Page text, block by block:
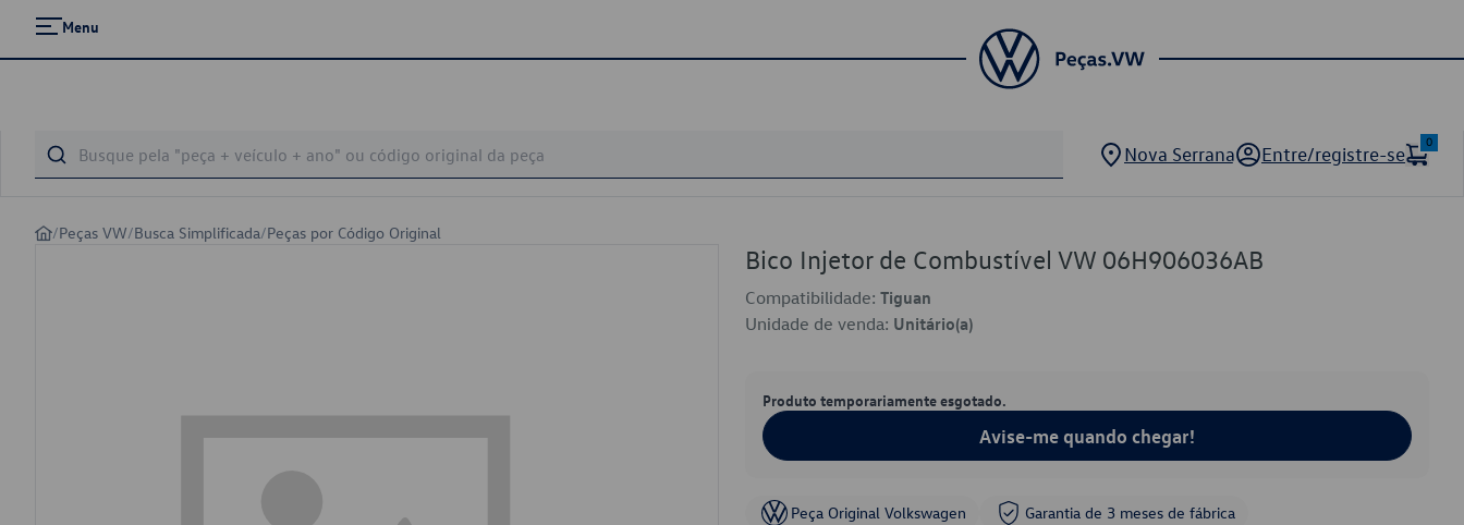
Menu
Nova Serrana Entre/registre-se
0
/Peças VW/Busca Simplificada/Peças por Código Original
Bico Injetor de Combustível VW 06H906036AB
Compatibilidade: Tiguan
Unidade de venda: Unitário(a)
Produto temporariamente esgotado.
Avise-me quando chegar!
Peça Original Volkswagen Garantia de 3 meses de fábrica